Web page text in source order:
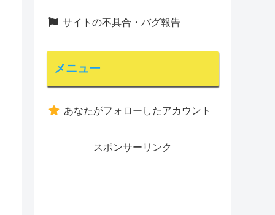
サイトの不具合・バグ報告
メニュー
あなたがフォローしたアカウント
スポンサーリンク